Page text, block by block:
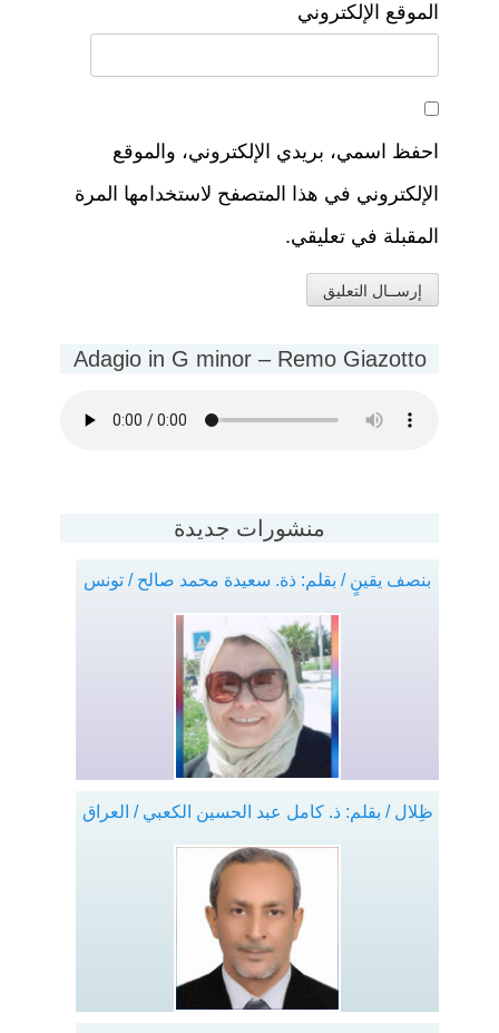
الموقع الإلكتروني
احفظ اسمي، بريدي الإلكتروني، والموقع
الإلكتروني في هذا المتصفح لاستخدامها المرة
المقبلة في تعليقي.
Adagio in G minor – Remo Giazotto
منشورات جديدة
بنصف يقينٍ / بقلم: ذة. سعيدة محمد صالح / تونس
ظِلال / بقلم: ذ. كامل عبد الحسين الكعبي / العراق